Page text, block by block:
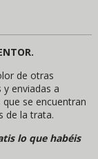
de otras
enviadas a
se encuentran
de la trata.
lo que habéis